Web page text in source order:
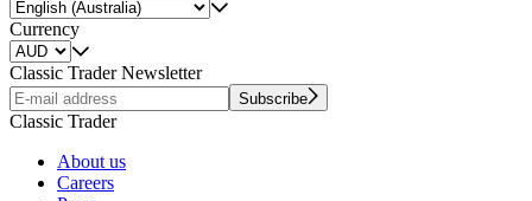
Currency
Classic Trader Newsletter
Subscribe
Classic Trader
About us
Careers